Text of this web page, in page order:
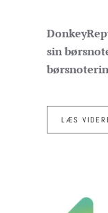
sin
LÆS